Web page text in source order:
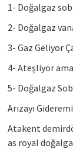
1- Doğalgaz
2- Doğalgaz
3- Gaz Geliyor
4- Ateşliyor
5- Doğalgaz
Arızayı
Atakent
as royal